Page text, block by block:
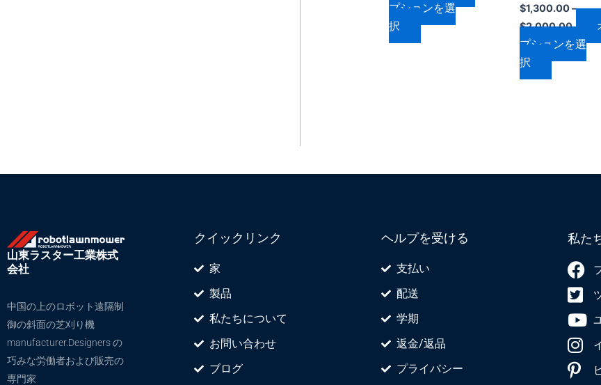
プションを選
択
ョ
ン
が
シ
商
品
か
選
$1,300.00–
$2,000.00
プションを選
択
ョ
ン
が
あ
り
シ
山東ラスター工業株式
会社
中国の上のロボット遠隔制
御の斜面の芝刈り機
manufacturer.Designers の
巧みな労働者および販売の
専門家
クイックリンク
家
製品
私たちについて
お問い合わせ
ブログ
ヘルプを受ける
支払い
配送
学期
返金/返品
プライバシー
私た